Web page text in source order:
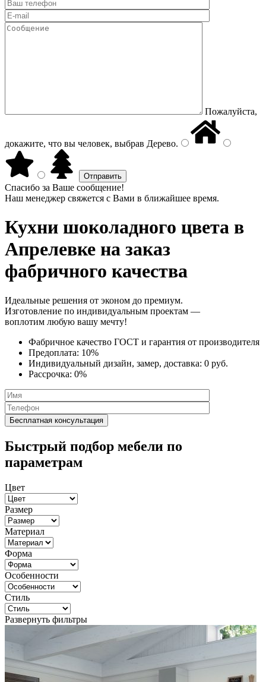
Пожалуйста,
докажите, что вы человек, выбрав Дерево.
Спасибо за Ваше сообщение!
Наш менеджер свяжется с Вами в ближайшее время.
Кухни шоколадного цвета в
Апрелевке на заказ
фабричного качества
Идеальные решения от эконом до премиум.
Изготовление по индивидуальным проектам —
воплотим любую вашу мечту!
Фабричное качество ГОСТ и гарантия от производителя
Предоплата: 10%
Индивидуальный дизайн, замер, доставка: 0 руб.
Рассрочка: 0%
Быстрый подбор мебели по
параметрам
Цвет
Размер
Материал
Форма
Особенности
Стиль
Развернуть фильтры